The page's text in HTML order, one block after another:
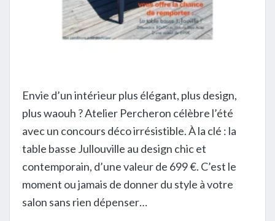
Envie d’un intérieur plus élégant, plus design,
plus waouh ? Atelier Percheron célèbre l’été
avec un concours déco irrésistible. À la clé : la
table basse Jullouville au design chic et
contemporain, d’une valeur de 699 €. C’est le
moment ou jamais de donner du style à votre
salon sans rien dépenser…